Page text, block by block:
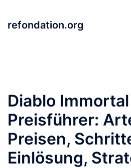
content
refondation.org
Diablo
Preisführer:
Preisen,
Einlösung,